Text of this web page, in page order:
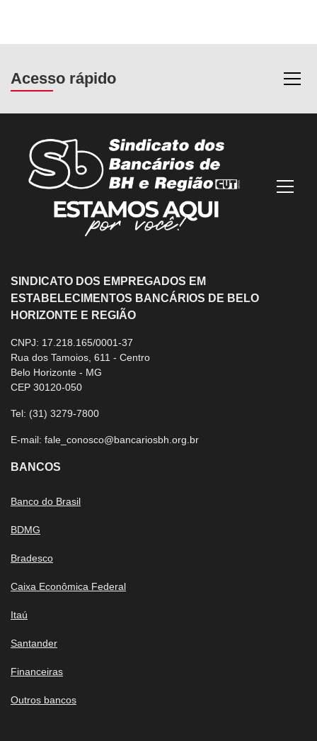
Acesso rápido
SINDICATO DOS EMPREGADOS EM
ESTABELECIMENTOS BANCÁRIOS DE BELO
HORIZONTE E REGIÃO
CNPJ: 17.218.165/0001-37
Rua dos Tamoios, 611 - Centro
Belo Horizonte - MG
CEP 30120-050
Tel: (31) 3279-7800
E-mail: fale_conosco@bancariosbh.org.br
BANCOS
Banco do Brasil
BDMG
Bradesco
Caixa Econômica Federal
Itaú
Santander
Financeiras
Outros bancos